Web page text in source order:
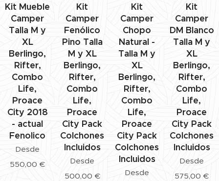
Kit Mueble
Camper
Talla M y
XL
Berlingo,
Rifter,
Combo
Life,
Proace
City 2018
- actual
Fenolico
Desde
550,00 €
Kit
Camper
Fenólico
Pino Talla
M y XL
Berlingo,
Rifter,
Combo
Life,
Proace
City Pack
Colchones
Incluidos
Desde
500,00 €
Kit
Camper
Chopo
Natural -
Talla M y
XL
Berlingo,
Rifter,
Combo
Life,
Proace
City Pack
Colchones
Incluidos
Desde
Kit
Camper
DM Blanco
Talla M y
XL
Berlingo,
Rifter,
Combo
Life,
Proace
City Pack
Colchones
Incluidos
Desde
575,00 €